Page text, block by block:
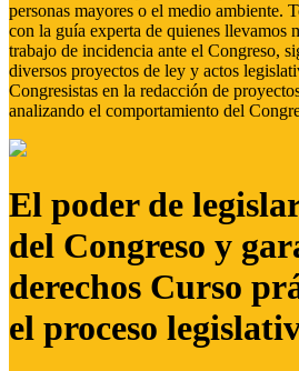
personas mayores o el medio ambiente.
con la guía experta de quienes llevamos
trabajo de incidencia ante el Congreso,
diversos proyectos de ley y actos
Congresistas en la redacción de
analizando el comportamiento del
El poder de
del Congreso y
derechos Curso
el proceso